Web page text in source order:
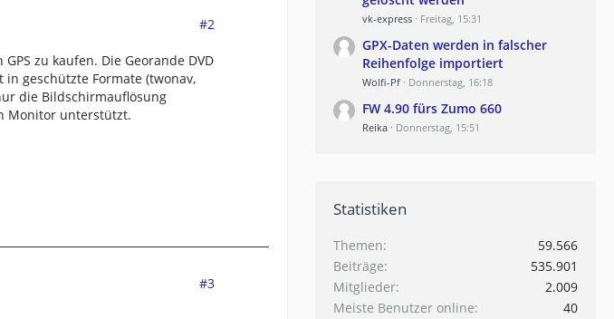
#2
zu kaufen. Die Georande DVD
geschützte Formate (twonav,
die Bildschirmauflösung
Monitor unterstützt.
#3
vk-express Freitag, 15:31
GPX-Daten werden in falscher
Reihenfolge importiert
Wolfi-Pf Donnerstag, 16:18
FW 4.90 fürs Zumo 660
Reika Donnerstag, 15:51
Statistiken
Themen
59.566
Beiträge
535.901
Mitglieder
2.009
Meiste Benutzer online
40